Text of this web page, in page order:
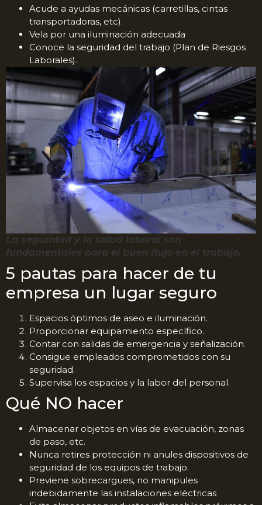
Acude a ayudas mecánicas (carretillas, cintas
transportadoras, etc).
Vela por una iluminación adecuada
Conoce la seguridad del trabajo (Plan de Riesgos
Laborales).
La seguridad y la salud laboral son
fundamentales para el buen flujo en el trabajo.
5 pautas para hacer de tu
empresa un lugar seguro
Espacios óptimos de aseo e iluminación.
Proporcionar equipamiento específico.
Contar con salidas de emergencia y señalización.
Consigue empleados comprometidos con su
seguridad.
Supervisa los espacios y la labor del personal.
Qué NO hacer
Almacenar objetos en vías de evacuación, zonas
de paso, etc.
Nunca retires protección ni anules dispositivos de
seguridad de los equipos de trabajo.
Previene sobrecargues, no manipules
indebidamente las instalaciones eléctricas